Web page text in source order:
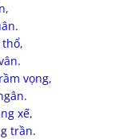
vọng,
xế,
trần.